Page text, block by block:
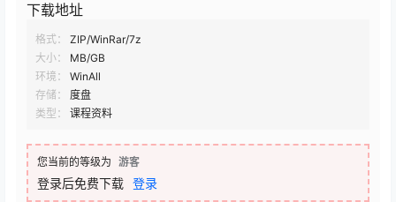
下载地址
格式：
ZIP/WinRar/7z
大小：
MB/GB
环境：
WinAll
存储：
度盘
类型：
课程资料
您当前的等级为 游客
登录后免费下载 登录